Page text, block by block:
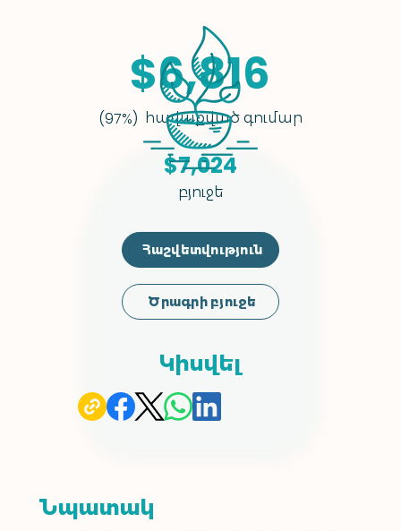
Հաշվետվություն
Ծրագրի բյուջե
(97%) հավաքված գումար
$6,816
բյուջե
$7,024
Կիսվել
Նպատակ